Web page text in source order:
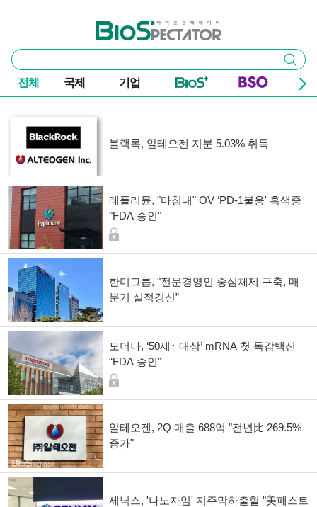
바이오스펙테이터
통
합
검
색
검색
전체 국제 기업
블랙록, 알테오젠 지분 5.03% 취득
레플리뮨, "마침내" OV ‘PD-1불응' 흑색종
"FDA 승인"
한미그룹, "전문경영인 중심체제 구축, 매
분기 실적경신”
모더나, ‘50세↑ 대상’ mRNA 첫 독감백신
“FDA 승인”
알테오젠, 2Q 매출 688억 "전년比 269.5%
증가"
세닉스, '나노자임' 지주막하출혈 "美패스트